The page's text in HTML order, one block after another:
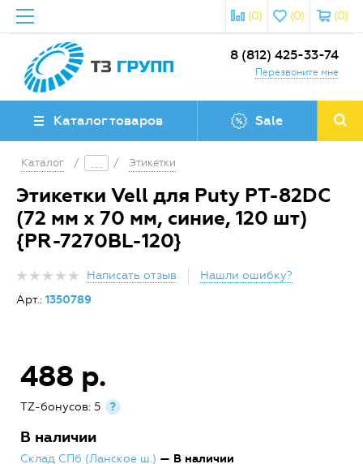
(0)
(0)
(0)
8 (812) 425-33-74
Перезвоните мне
Каталог товаров Sale
Каталог / / Этикетки
Этикетки Vell для Puty PT-82DC
(72 мм х 70 мм, синие, 120 шт)
{PR-7270BL-120}
Написать отзыв
Нашли ошибку?
Арт.: 1350789
488 р.
TZ-бонусов: 5 ?
В наличии
Склад СПб (Ланское ш.) — В наличии